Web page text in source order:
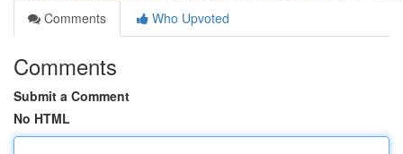
Comments
Who Upvoted
Comments
Submit a Comment
No HTML